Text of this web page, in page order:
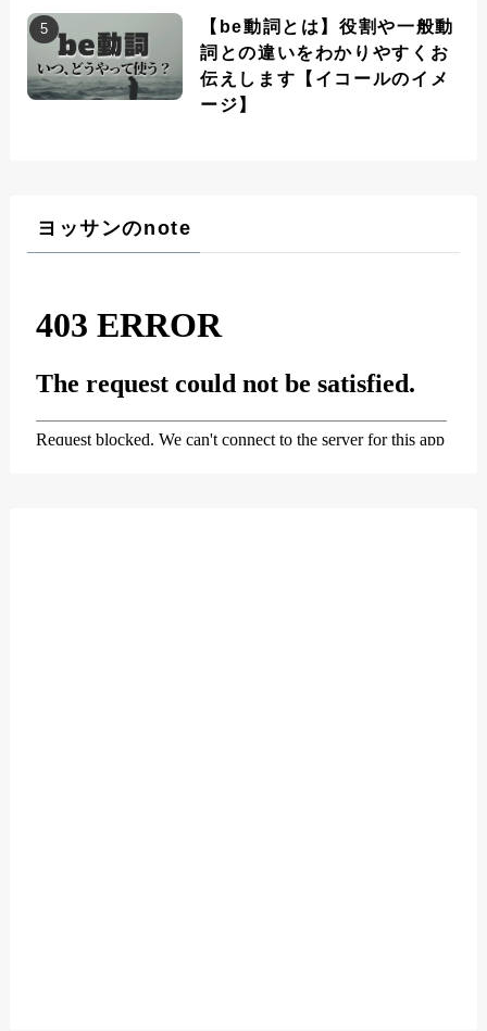
【be動詞とは】役割や一般動
詞との違いをわかりやすくお
伝えします【イコールのイメ
ージ】
ヨッサンのnote